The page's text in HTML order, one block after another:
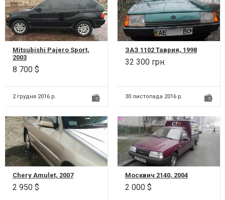
Mitsubishi Pajero Sport,
2003
8 700 $
2 грудня 2016 р.
ЗАЗ 1102 Таврия, 1998
32 300 грн.
30 листопада 2016 р.
Chery Amulet, 2007
2 950 $
Москвич 2140, 2004
2 000 $